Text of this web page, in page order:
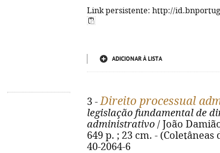
Link persistente: http://
ADICIONAR À LISTA
3 -Direito processual
legislação fundamental de
administrativo / João
649 p. ; 23 cm. - (Coletâneas
40-2064-6